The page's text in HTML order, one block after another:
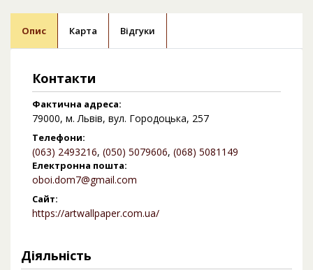
Опис Карта Відгуки
Контакти
Фактична адреса:
79000, м. Львів, вул. Городоцька, 257
Телефони:
(063) 2493216, (050) 5079606, (068) 5081149
Електронна пошта:
oboi.dom7@gmail.com
Сайт:
https://artwallpaper.com.ua/
Діяльність